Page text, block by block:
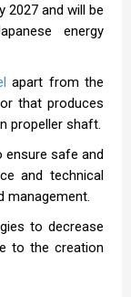
2027 and will be
energy
apart from the
that produces
propeller shaft.
ensure safe and
and technical
management.
to decrease
to the creation